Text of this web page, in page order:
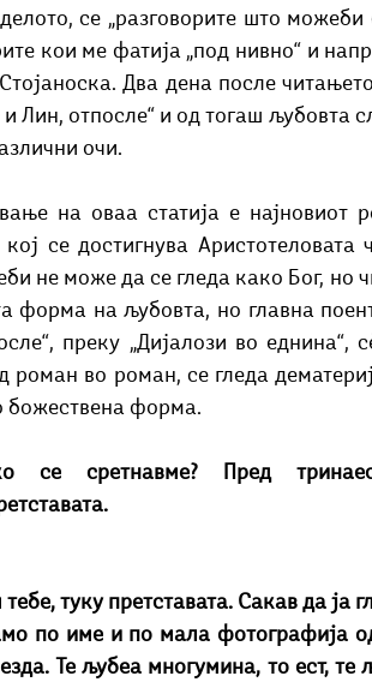
се „разговорите што
кои ме фатија „под нивно“ и
Два дена после
и Лин, отпосле“ и од тогаш
очи.
се достигнува
не може да се гледа како Бог, но
форма на љубовта, но главна
преку „Дијалози во еднина“,
роман во роман, се гледа
божествена форма.
туку претставата. Сакав да ја
по име и по мала фотографија
Те љубеа многумина, то ест,